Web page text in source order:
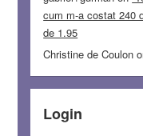
cum m-a costat 240
de 1.95
Christine de Coulon
Login